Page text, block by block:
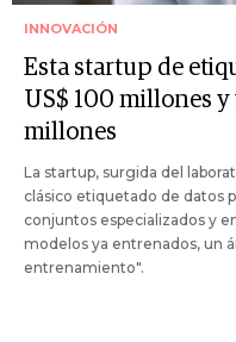
INNOVACIÓN
Esta startup de
US$ 100 millones y
millones
La startup, surgida del
clásico etiquetado de datos
conjuntos especializados y
modelos ya entrenados, un
entrenamiento".